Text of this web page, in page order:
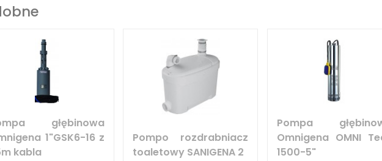
głębinowa
1"GSK6-16 z
kabla
Pompo rozdrabniacz
toaletowy SANIGENA 2
Pompa
Omnigena OMNI
1500-5"